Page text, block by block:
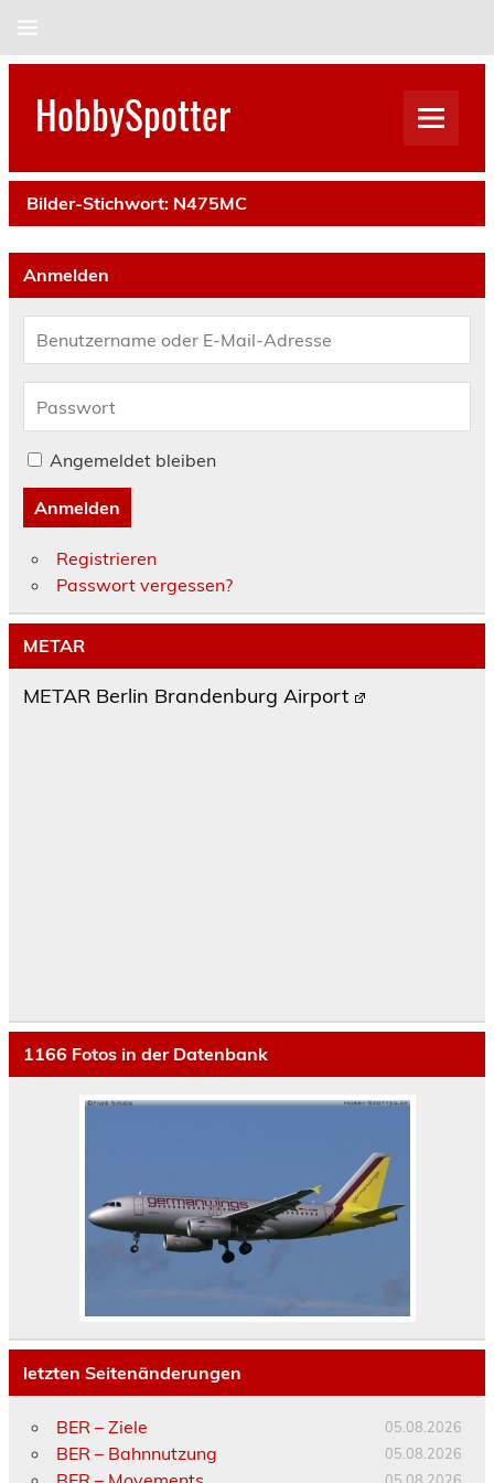
HobbySpotter
Bilder-Stichwort: N475MC
Anmelden
Angemeldet bleiben
Anmelden
Registrieren
Passwort vergessen?
METAR
METAR Berlin Brandenburg Airport
1166 Fotos in der Datenbank
letzten Seitenänderungen
BER – Ziele 05.08.2026
BER – Bahnnutzung 05.08.2026
05.08.2026